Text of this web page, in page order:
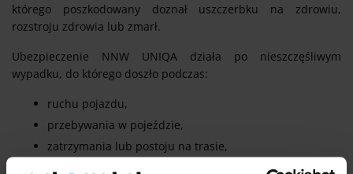
którego poszkodowany doznał uszczerbku na zdrowiu,
rozstroju zdrowia lub zmarł.
Ubezpieczenie NNW UNIQA działa po nieszczęśliwym
wypadku, do którego doszło podczas:
ruchu pojazdu,
przebywania w pojeździe,
zatrzymania lub postoju na trasie,